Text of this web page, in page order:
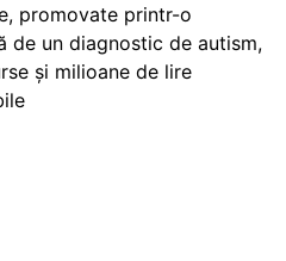
promovate printr-o
de un diagnostic de autism,
și milioane de lire